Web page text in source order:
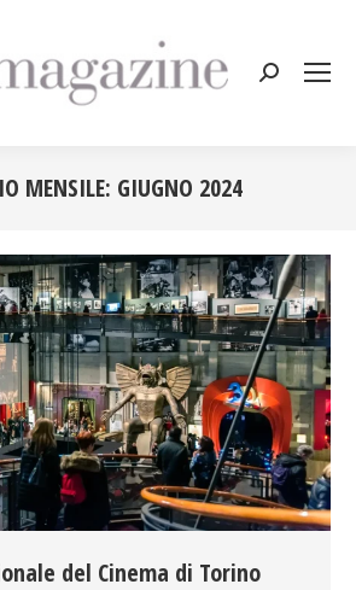
Cerca:
MENSILE: GIUGNO 2024
del Cinema di Torino